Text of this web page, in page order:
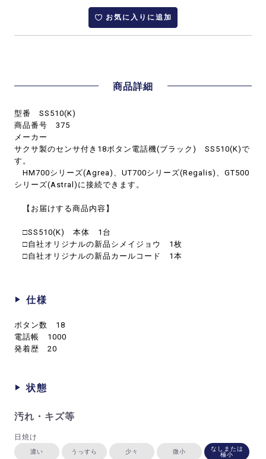
お気に入りに追加
商品詳細
型番 SS510(K)
商品番号 375
メーカー
サクサ製のセンサ付き18ボタン電話機(ブラック) SS510(K)で
す。
HM700シリーズ(Agrea)、UT700シリーズ(Regalis)、GT500
シリーズ(Astral)に接続できます。
【お届けする商品内容】
□SS510(K) 本体 1台
□自社オリジナルの新品シメイジョウ 1枚
□自社オリジナルの新品カールコード 1本
仕様
ボタン数 18
電話帳 1000
発着歴 20
状態
汚れ・キズ等
日焼け
濃い うっすら 少々 微小
なしまたは
極小